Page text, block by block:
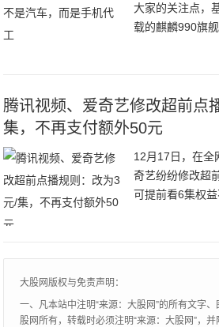
大家的关注点，
载的麒麟990旗
感光主摄+800
腾讯视频、爱奇艺修改超前点
集，不再支付额外50元
12月17日，在全
奇艺纷纷修改超
可提前看6集权
的超前点播权
大股网版权与免责声明：
一、凡本站中注明“来源：大股网”的所有文字
股网所有，转载时必须注明“来源：大股网”，并